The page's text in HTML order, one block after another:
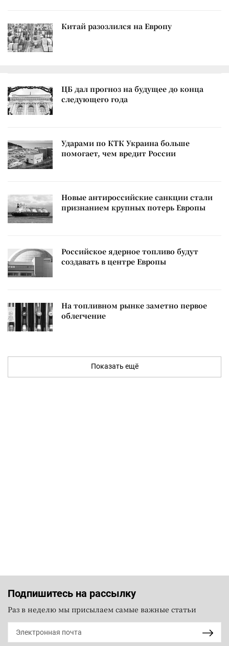
Китай разозлился на Европу
ЦБ дал прогноз на будущее до конца
следующего года
Ударами по КТК Украина больше
помогает, чем вредит России
Новые антироссийские санкции стали
признанием крупных потерь Европы
Российское ядерное топливо будут
создавать в центре Европы
На топливном рынке заметно первое
облегчение
Показать ещё
Подпишитесь на рассылку
Раз в неделю мы присылаем самые важные статьи